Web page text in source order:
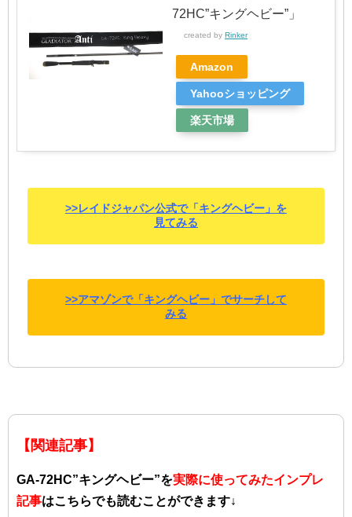
72HC”キングヘビー”」
created by Rinker
Amazon
Yahooショッピング
楽天市場
>>レイドジャパン公式で「キングヘビー」を
見てみる
>>アマゾンで「キングヘビー」でサーチして
みる
【関連記事】
GA-72HC”キングヘビー”を実際に使ってみたインプレ
記事はこちらでも読むことができます↓